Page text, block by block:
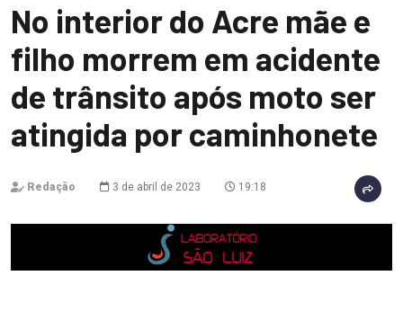
No interior do Acre mãe e
filho morrem em acidente
de trânsito após moto ser
atingida por caminhonete
Redação 3 de abril de 2023 19:18